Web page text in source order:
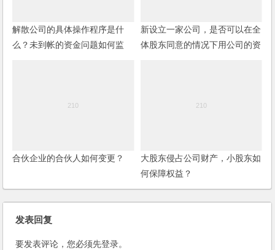
解散公司的具体操作程序是什
么？未到帐的资金问题如何监
新设立一家公司，是否可以在全
体股东同意的情况下用公司的资
合伙企业的合伙人如何变更？
大股东侵占公司财产，小股东如
何保障权益？
发表回复
要发表评论，您必须先登录。